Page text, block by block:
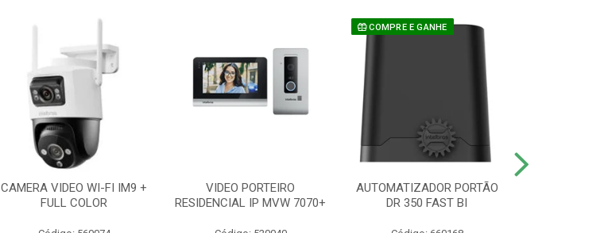
CAMERA VIDEO WI-FI IM9 +
FULL COLOR
VIDEO PORTEIRO
RESIDENCIAL IP MVW 7070+
COMPRE E GANHE
AUTOMATIZADOR PORTÃO
DR 350 FAST BI